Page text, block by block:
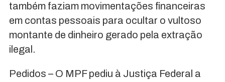
também faziam movimentações financeiras
em contas pessoais para ocultar o vultoso
montante de dinheiro gerado pela extração
ilegal.
Pedidos – O MPF pediu à Justiça Federal a